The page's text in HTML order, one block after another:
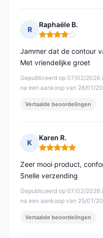
R
Raphaële B.
Opmerking: 4 van 5
Gepubliceerd op 07/02/2026
na een aankoop van 28/01/
Jammer dat de contour
Met vriendelijke groet
Vertaalde beoordelingen
K
Karen R.
Opmerking: 5 van 5
Gepubliceerd op 07/02/2026
na een aankoop van 25/01/
Zeer mooi product,
Snelle verzending
Vertaalde beoordelingen